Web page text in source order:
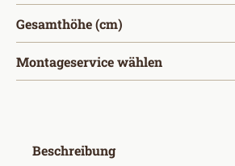
Gesamthöhe (cm)
Montageservice wählen
Beschreibung